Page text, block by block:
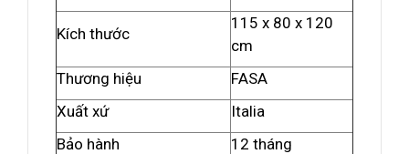
Kích thước
115 x 80 x 120
cm
Thương hiệu
FASA
Xuất xứ
Italia
Bảo hành
12 tháng